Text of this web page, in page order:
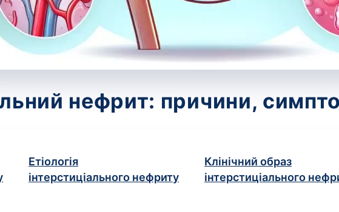
нефрит: причини,
Етіологія
інтерстиціального нефриту
Клінічний образ
інтерстиціального